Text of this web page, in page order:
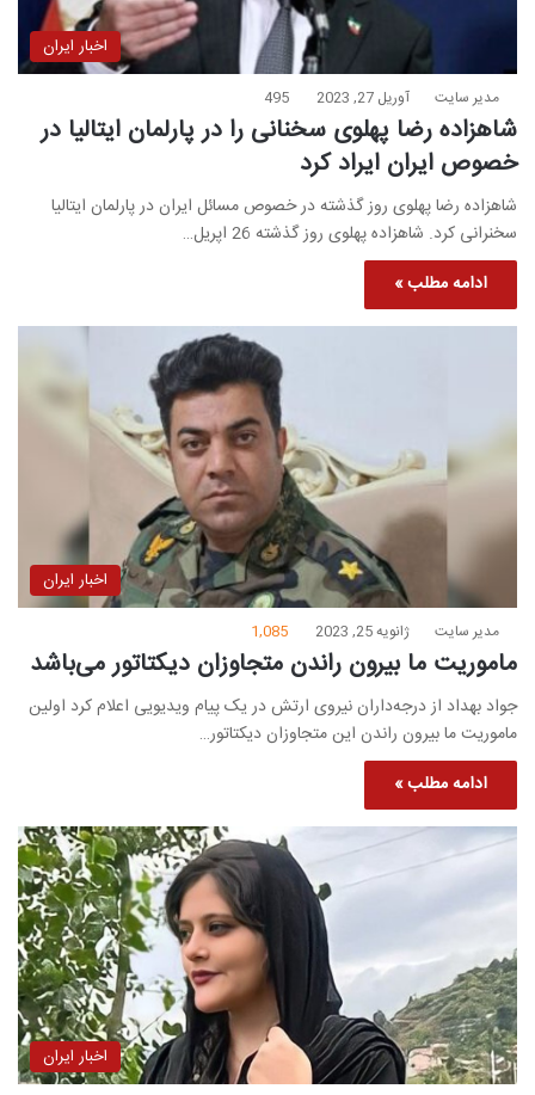
اخبار ایران
مدیر سایت آوریل 27, 2023 495
شاهزاده رضا پهلوی سخنانی را در پارلمان ایتالیا در
خصوص ایران ایراد کرد
شاهزاده رضا پهلوی روز گذشته در خصوص مسائل ایران در پارلمان ایتالیا
سخنرانی کرد. شاهزاده پهلوی روز گذشته 26 اپریل…
ادامه مطلب »
اخبار ایران
مدیر سایت ژانویه 25, 2023 1,085
ماموریت ما بیرون راندن متجاوزان دیکتاتور می‌باشد
جواد بهداد از درجه‌داران نیروی ارتش در یک پیام ویدیویی اعلام کرد اولین
ماموریت ما بیرون راندن این متجاوزان دیکتاتور…
ادامه مطلب »
اخبار ایران